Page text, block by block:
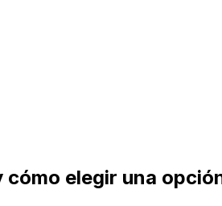
elegir una